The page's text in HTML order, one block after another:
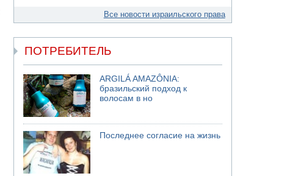
Все новости израильского права
ПОТРЕБИТЕЛЬ
ARGILÁ AMAZÔNIA:
бразильский подход к
волосам в но
Последнее согласие на жизнь